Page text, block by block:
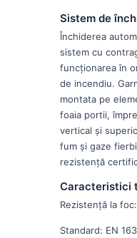
Sistem de
Închiderea
sistem cu
funcționarea în
de incendiu.
montata pe
foaia portii,
vertical și
fum și gaze
rezistență
Caracteristici
Rezistență la
Standard: EN